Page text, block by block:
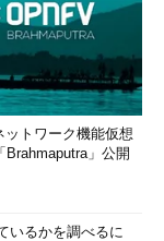
ットワーク機能仮想
Brahmaputra」公開
いるかを調べるに